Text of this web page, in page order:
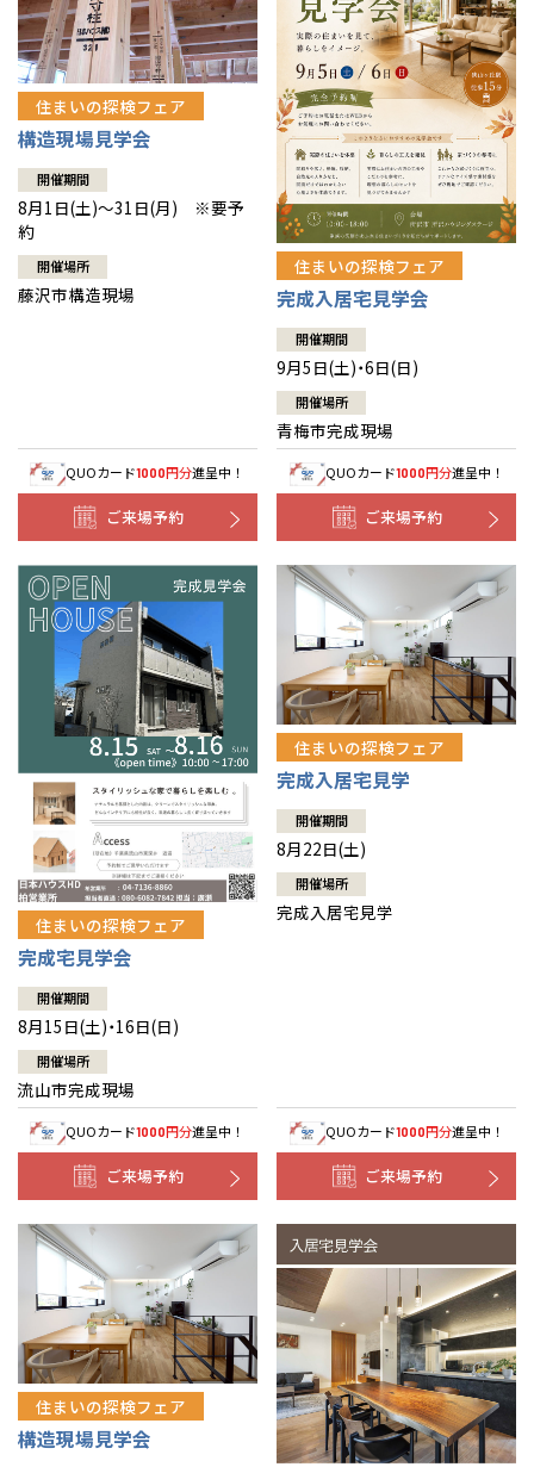
住まいの探検フェア
構造現場見学会
開催期間
8月1日(土)～31日(月) ※要予
約
開催場所
藤沢市構造現場
QUOカード1000円分進呈中！
ご来場予約
住まいの探検フェア
完成入居宅見学会
開催期間
9月5日(土)・6日(日)
開催場所
青梅市完成現場
QUOカード1000円分進呈中！
ご来場予約
住まいの探検フェア
完成宅見学会
開催期間
8月15日(土)・16日(日)
開催場所
流山市完成現場
QUOカード1000円分進呈中！
ご来場予約
住まいの探検フェア
完成入居宅見学
開催期間
8月22日(土)
開催場所
完成入居宅見学
QUOカード1000円分進呈中！
ご来場予約
住まいの探検フェア
構造現場見学会